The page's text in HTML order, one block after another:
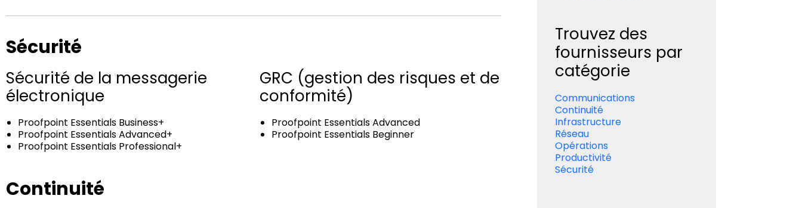
Sécurité
Sécurité de la messagerie
électronique
Proofpoint Essentials Business+
Proofpoint Essentials Advanced+
Proofpoint Essentials Professional+
GRC (gestion des risques et de
conformité)
Proofpoint Essentials Advanced
Proofpoint Essentials Beginner
Continuité
Trouvez des
fournisseurs par
catégorie
Communications
Continuité
Infrastructure
Réseau
Opérations
Productivité
Sécurité